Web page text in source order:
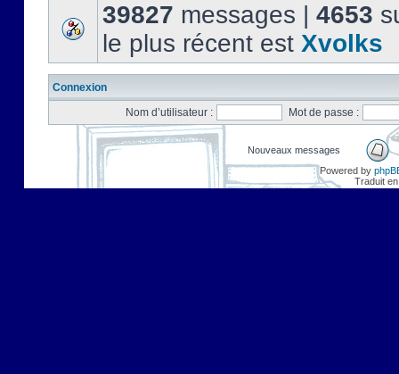
39827 messages | 4653
le plus récent est Xvolks
Connexion
Nom d’utilisateur :
Mot de passe :
Nouveaux messages
Powered by
Traduit